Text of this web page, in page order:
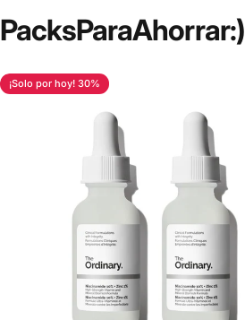
PacksParaAhorrar:)
¡Solo por hoy! 30%